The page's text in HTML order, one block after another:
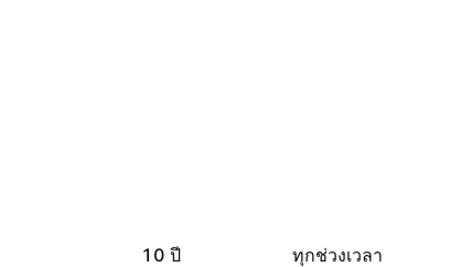
10 ปี
ทุกช่วงเวลา